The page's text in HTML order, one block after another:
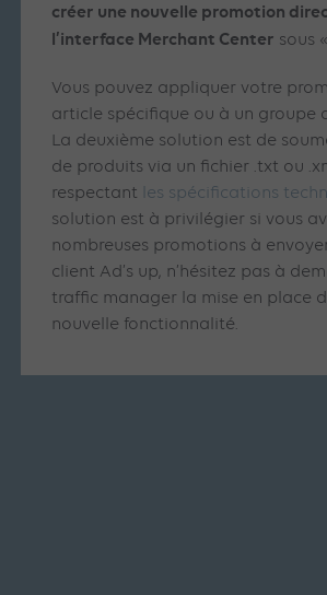
créer une nouvelle promotion
l’interface Merchant Center sous
Vous pouvez appliquer votre
article spécifique ou à un groupe
La deuxième solution est de
de produits via un fichier .txt ou
respectant
les spécifications
solution est à privilégier si vous
nombreuses promotions à
client Ad’s up, n’hésitez pas à
traffic manager la mise en place
nouvelle fonctionnalité.